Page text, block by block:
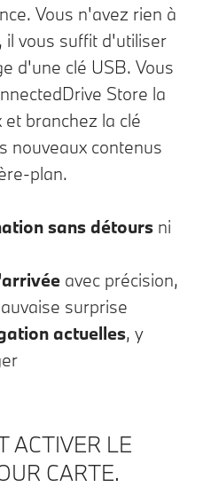
Vous n'avez rien à
il vous suffit d'utiliser
d'une clé USB. Vous
Store la
branchez la clé
nouveaux contenus
plan.
sans détours ni
avec précision,
surprise
actuelles, y
ACTIVER LE
CARTE.